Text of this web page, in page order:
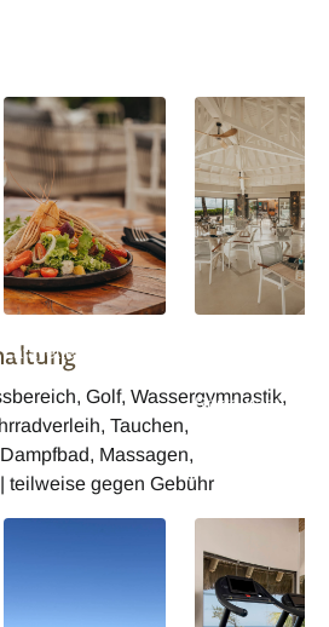
Lafayette Resort and
Restaurant
Golf, Wassergymnastik,
Tauchen,
Massagen,
teilweise gegen Gebühr